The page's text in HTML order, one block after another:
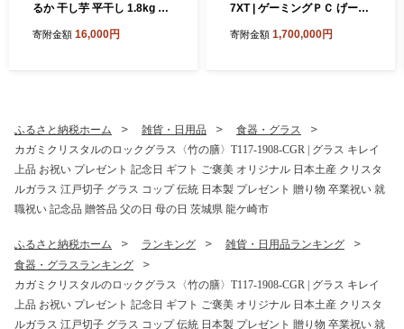
るか 干し芋 平干し 1.8kg ゆ
使用 国産 わけあり ほしいも
寄附金額 16,000円
7XT | ゲーミングＰＣ げーみ
ケ崎市
寄附金額 1,700,000円
ふるさと納税ホーム 雑貨・日用品
食器・グラス
カガミクリスタルのロックグラス〈竹の膳〉T117-1908-CGR | グラス キレイ
上品 お祝い プレゼント 記念日 ギフト ご褒美 オリジナル 日本土産 クリスタ
ルガラス 江戸切子 グラス コップ 伝統 日本製 プレゼント 贈り物 卒業祝い 就
職祝い 記念品 贈答品 父の日 母の日 茨城県 龍ケ崎市
ふるさと納税ホーム ランキング
雑貨・日用品ランキング
食器・グラスランキング
カガミクリスタルのロックグラス〈竹の膳〉T117-1908-CGR | グラス キレイ
上品 お祝い プレゼント 記念日 ギフト ご褒美 オリジナル 日本土産 クリスタ
ルガラス 江戸切子 グラス コップ 伝統 日本製 プレゼント 贈り物 卒業祝い 就